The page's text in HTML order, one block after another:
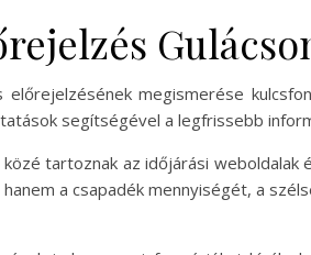
előrejelzésének megismerése
segítségével a legfrissebb
tartoznak az időjárási weboldalak
a csapadék mennyiségét, a